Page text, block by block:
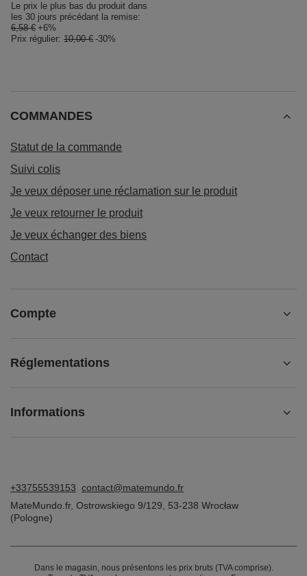
Le prix le plus bas du produit dans
les 30 jours précédant la remise:
6,58 € +6%
Prix régulier: 10,00 € -30%
COMMANDES
Statut de la commande
Suivi colis
Je veux déposer une réclamation sur le produit
Je veux retourner le produit
Je veux échanger des biens
Contact
Compte
Réglementations
Informations
+33755539153 contact@matemundo.fr
MateMundo.fr, Ostrowskiego 9/129 53-238 Wrocław
(Pologne)
Dans le magasin, nous présentons les prix bruts (TVA comprise).